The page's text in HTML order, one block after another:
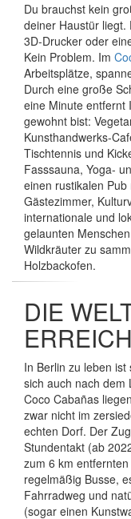
Du brauchst kein
deiner Haustür liegt.
3D-Drucker oder
Kein Problem. Im
Arbeitsplätze,
Durch eine große
eine Minute entfernt
gewohnt bist:
Kunsthandwerks-
Tischtennis und
Fasssauna, Yoga-
einen rustikalen
Gästezimmer,
internationale und
gelaunten
Wildkräuter zu
Holzbackofen.
DIE
In Berlin zu leben
sich auch nach dem
Coco Cabañas
zwar nicht im
echten Dorf. Der
Stundentakt (ab
zum 6 km
regelmäßig Busse,
Fahrradweg und
(sogar einen